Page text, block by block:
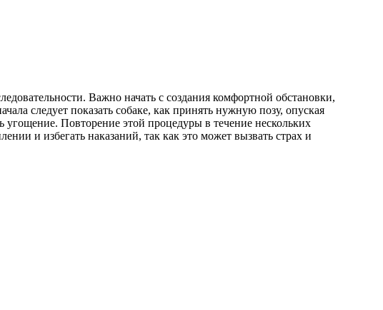
Важно начать с создания комфортной обстановки,
следует показать собаке, как принять нужную позу, опуская
угощение. Повторение этой процедуры в течение нескольких
и избегать наказаний, так как это может вызвать страх и